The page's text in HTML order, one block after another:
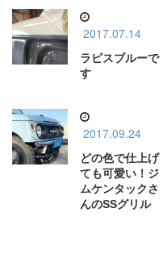
2017.07.14
ラピスブルーで
す
2017.09.24
どの色で仕上げ
ても可愛い！ジ
ムケンタックさ
んのSSグリル